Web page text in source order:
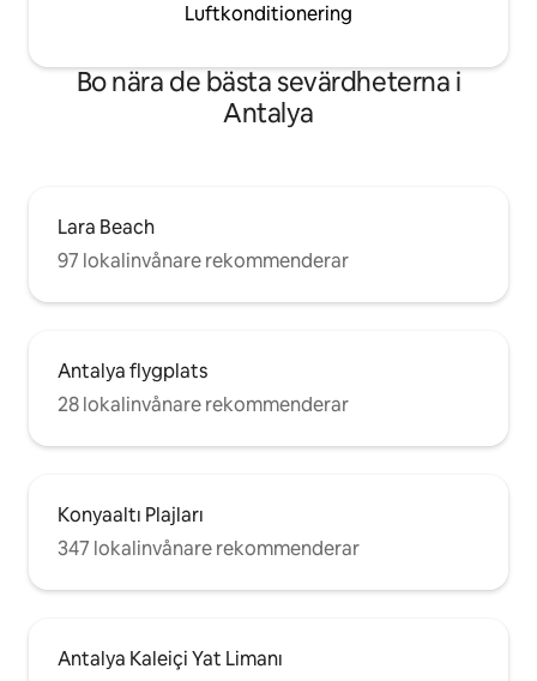
Luftkonditionering
Bo nära de bästa sevärdheterna i
Antalya
Lara Beach
97 lokalinvånare rekommenderar
Antalya flygplats
28 lokalinvånare rekommenderar
Konyaaltı Plajları
347 lokalinvånare rekommenderar
Antalya Kaleiçi Yat Limanı